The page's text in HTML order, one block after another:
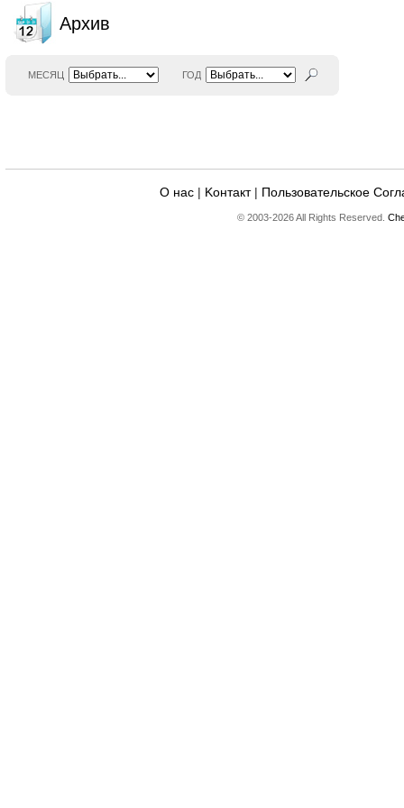
Архив
МЕСЯЦ ГОД
О нас | Kонтакт| Пользовательское
© 2003-2026 All Rights Reserved.